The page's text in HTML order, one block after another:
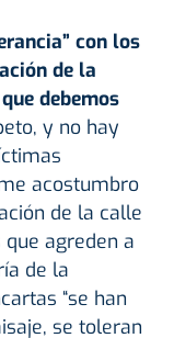
con los
de la
debemos
y no hay
acostumbro
de la calle
agreden a
de la
“se han
se toleran